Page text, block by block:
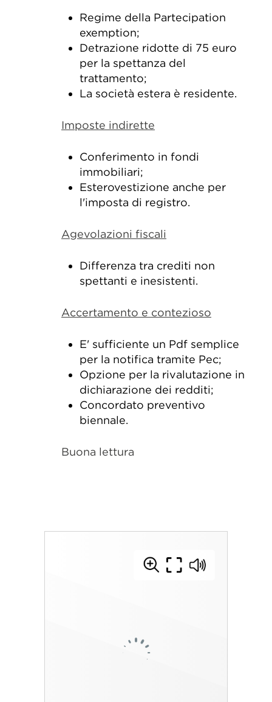
Regime della Partecipation
exemption;
Detrazione ridotte di 75 euro
per la spettanza del
trattamento;
La società estera è residente.
Imposte indirette
Conferimento in fondi
immobiliari;
Esterovestizione anche per
l'imposta di registro.
Agevolazioni fiscali
Differenza tra crediti non
spettanti e inesistenti.
Accertamento e contezioso
E' sufficiente un Pdf semplice
per la notifica tramite Pec;
Opzione per la rivalutazione in
dichiarazione dei redditi;
Concordato preventivo
biennale.
Buona lettura